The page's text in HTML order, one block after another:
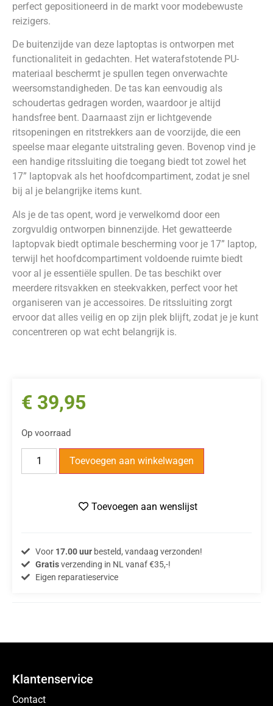
perfect gepositioneerd in de markt voor modebewuste
reizigers.
De buitenzijde van deze laptoptas is ontworpen met
functionaliteit in gedachten. Het waterafstotende PU-
materiaal beschermt je spullen tegen onverwachte
weersomstandigheden. De tas kan eenvoudig als
schoudertas gedragen worden, waardoor je altijd
handsfree bent. Daarnaast zijn er lichtgevende
ritsopeningen en ritstrekkers aan de voorzijde, die een
speelse maar elegante uitstraling geven. Bovenop vind je
een handige ritssluiting die toegang biedt tot zowel het
17” laptopvak als het hoofdcompartiment, zodat je snel
bij al je belangrijke items kunt.
Als je de tas opent, word je verwelkomd door een
zorgvuldig ontworpen binnenzijde. Het gewatteerde
laptopvak biedt optimale bescherming voor je 17” laptop,
terwijl het hoofdcompartiment voldoende ruimte biedt
voor al je essentiële spullen. De tas beschikt over
meerdere ritsvakken en steekvakken, perfect voor het
organiseren van je accessoires. De ritssluiting zorgt
ervoor dat alles veilig en op zijn plek blijft, zodat je je kunt
concentreren op wat echt belangrijk is.
€ 39,95
Op voorraad
Toevoegen aan winkelwagen
Toevoegen aan wenslijst
Voor 17.00 uurbesteld, vandaag verzonden!
Gratisverzending in NL vanaf €35,-!
Eigen reparatieservice
Klantenservice
Contact